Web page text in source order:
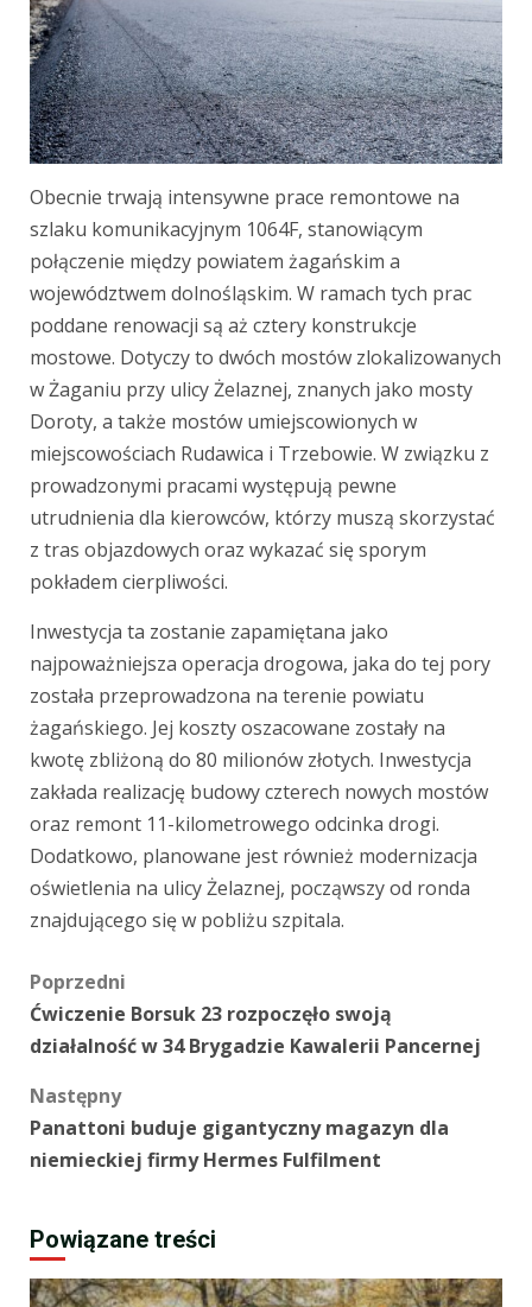
Obecnie trwają intensywne prace remontowe na
szlaku komunikacyjnym 1064F, stanowiącym
połączenie między powiatem żagańskim a
województwem dolnośląskim. W ramach tych prac
poddane renowacji są aż cztery konstrukcje
mostowe. Dotyczy to dwóch mostów zlokalizowanych
w Żaganiu przy ulicy Żelaznej, znanych jako mosty
Doroty, a także mostów umiejscowionych w
miejscowościach Rudawica i Trzebowie. W związku z
prowadzonymi pracami występują pewne
utrudnienia dla kierowców, którzy muszą skorzystać
z tras objazdowych oraz wykazać się sporym
pokładem cierpliwości.
Inwestycja ta zostanie zapamiętana jako
najpoważniejsza operacja drogowa, jaka do tej pory
została przeprowadzona na terenie powiatu
żagańskiego. Jej koszty oszacowane zostały na
kwotę zbliżoną do 80 milionów złotych. Inwestycja
zakłada realizację budowy czterech nowych mostów
oraz remont 11-kilometrowego odcinka drogi.
Dodatkowo, planowane jest również modernizacja
oświetlenia na ulicy Żelaznej, począwszy od ronda
znajdującego się w pobliżu szpitala.
Zobacz
wpisy
Poprzedni
Ćwiczenie Borsuk 23 rozpoczęło swoją
działalność w 34 Brygadzie Kawalerii Pancernej
Następny
Panattoni buduje gigantyczny magazyn dla
niemieckiej firmy Hermes Fulfilment
Powiązane treści